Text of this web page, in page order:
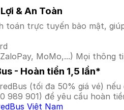
& An Toàn
toán trực tuyến bảo mật,
MoMo,...) Mọi thông
- Hoàn tiền 1,5 lần*
(tối đa 50% giá vé)
989 901) để yêu cầu hoàn
Việt Nam